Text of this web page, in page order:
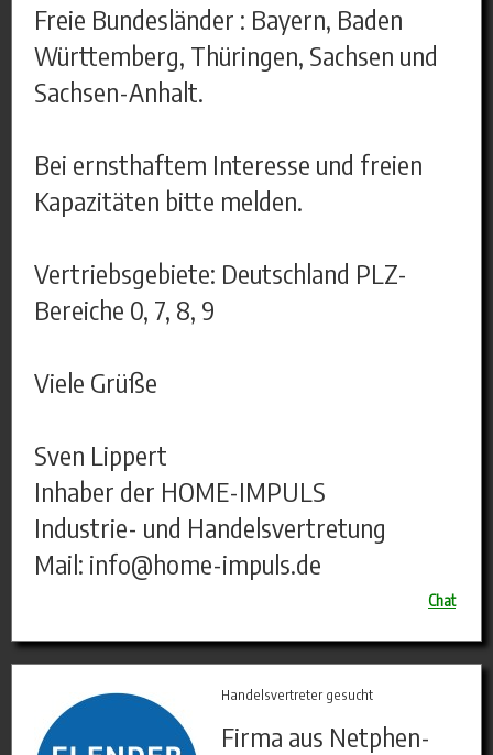
Freie Bundesländer : Bayern, Baden
Württemberg, Thüringen, Sachsen und
Sachsen-Anhalt.
Bei ernsthaftem Interesse und freien
Kapazitäten bitte melden.
Vertriebsgebiete: Deutschland PLZ-
Bereiche 0, 7, 8, 9
Viele Grüße
Sven Lippert
Inhaber der HOME-IMPULS
Industrie- und Handelsvertretung
Mail: info@home-impuls.de
Chat
Handelsvertreter gesucht
Firma aus Netphen-